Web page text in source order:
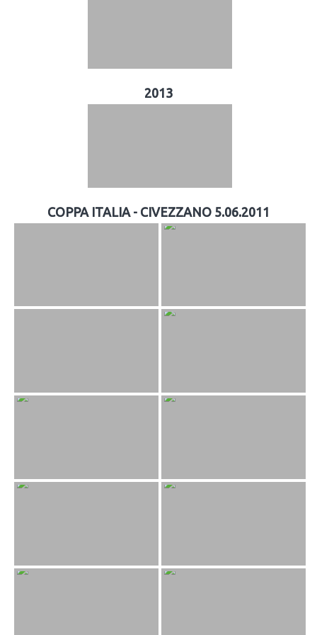
2013
COPPA ITALIA - CIVEZZANO 5.06.2011